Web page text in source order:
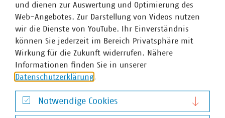
Hintergrund zum TK-NABEG:
Es handelt sich um ein Mantelgesetz. Zentraler
Bestandteil ist eine „kleine“ Novelle des
Telekommunikationsgesetzes (TKG), mit einem
Schwerpunkt auf einer gesetzlichen Verankerung des
Gigabit-Grundbuches. Die VKU-Stellungnahme zum
. Sie wird mit Blick auf den parlamentarischen
Prozess aktuell überarbeitet.
und dienen zur Auswertung und Optimierung des
Web-Angebotes. Zur Darstellung von Videos nutzen
wir die Dienste von YouTube. Ihr Einverständnis
können Sie jederzeit im Bereich Privatsphäre mit
Wirkung für die Zukunft widerrufen. Nähere
Informationen finden Sie in unserer
Datenschutzerklärung
Notwendige Cookies
Notwendige Cookies